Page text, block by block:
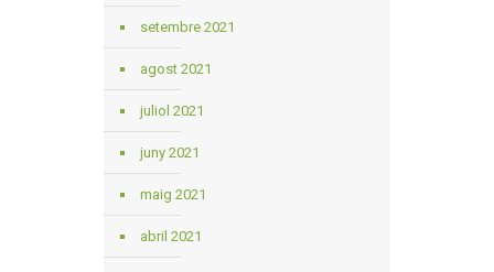
setembre 2021
agost 2021
juliol 2021
juny 2021
maig 2021
abril 2021